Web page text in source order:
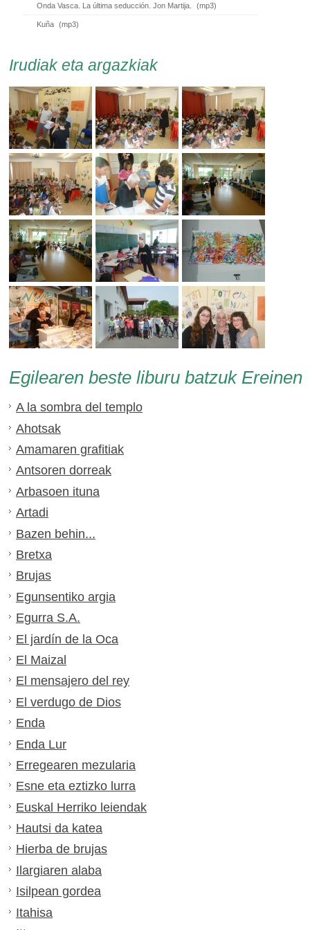
Onda Vasca. La última seducción. Jon Martija. (mp3)
Kuña (mp3)
Irudiak eta argazkiak
Egilearen beste liburu batzuk Ereinen
A la sombra del templo
Ahotsak
Amamaren grafitiak
Antsoren dorreak
Arbasoen ituna
Artadi
Bazen behin...
Bretxa
Brujas
Egunsentiko argia
Egurra S.A.
El jardín de la Oca
El Maizal
El mensajero del rey
El verdugo de Dios
Enda
Enda Lur
Erregearen mezularia
Esne eta eztizko lurra
Euskal Herriko leiendak
Hautsi da katea
Hierba de brujas
Ilargiaren alaba
Isilpean gordea
Itahisa